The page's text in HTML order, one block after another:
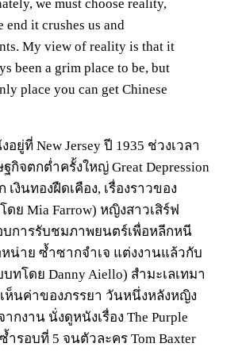
we must choose reality,
end it crushes us and
My view of reality is that it
been a grim place to be, but
place you can get Chinese
ยู่ที่ New Jersey ปี 1935 ช่วงเวลา
กิจตกต่ำครั้งใหญ่ Great Depression
เงินทองฝืดเคือง, เรื่องราวของ
ดย Mia Farrow) หญิงสาวเสิร์ฟ
การรับชมภาพยนตร์เพื่อหลีกหนี
น่าย ซ้ำซากจำเจ แต่งงานแล้วกับ
ทโดย Danny Aiello) สำมะเลเทมา
ห็นค่าของภรรยา วันหนึ่งหลังหญิง
กงาน นั่งดูหนังเรื่อง The Purple
ซ้ำรอบที่ 5 จนตัวละคร Tom Baxter